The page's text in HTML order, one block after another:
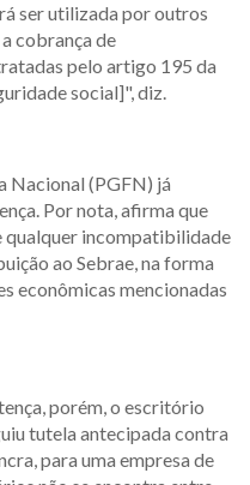
ser utilizada por outros
cobrança de
pelo artigo 195 da
social]", diz.
Nacional (PGFN) já
Por nota, afirma que
qualquer incompatibilidade
ao Sebrae, na forma
econômicas mencionadas
porém, o escritório
tutela antecipada contra
para uma empresa de